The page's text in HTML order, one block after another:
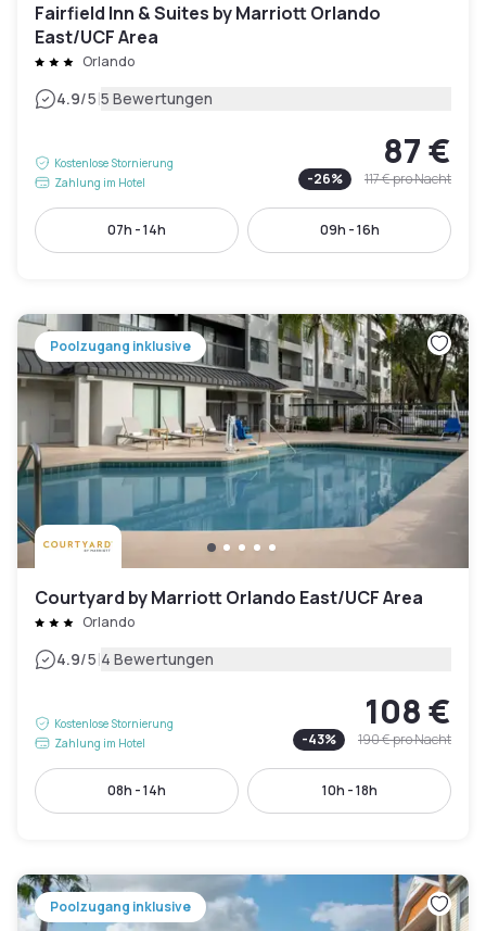
Fairfield Inn & Suites by Marriott Orlando
East/UCF Area
Orlando
4.9/5|5 Bewertungen
Kostenlose Stornierung
Zahlung im Hotel
87 €
-26% 117 €pro Nacht
07h - 14h 09h - 16h
Poolzugang inklusive
Courtyard by Marriott Orlando East/UCF Area
Orlando
4.9/5|4 Bewertungen
Kostenlose Stornierung
Zahlung im Hotel
108 €
-43% 190 €pro Nacht
08h - 14h 10h - 18h
Poolzugang inklusive